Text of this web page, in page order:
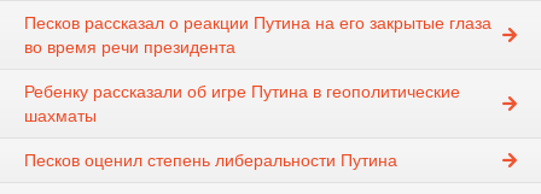
Песков рассказал о реакции Путина на его закрытые глаза
во время речи президента
Ребенку рассказали об игре Путина в геополитические
шахматы
Песков оценил степень либеральности Путина